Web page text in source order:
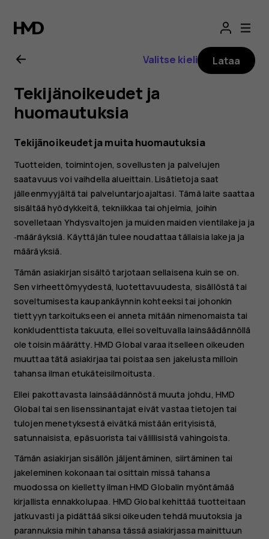
Nokia
2.1
käyttöopas
Valitse kieli Lataa
Tekijänoikeudet ja
huomautuksia
Tekijänoikeudet ja muita huomautuksia
Tuotteiden, toimintojen, sovellusten ja palvelujen
saatavuus voi vaihdella alueittain. Lisätietoja saat
jälleenmyyjältä tai palveluntarjoajaltasi. Tämä laite saattaa
sisältää hyödykkeitä, tekniikkaa tai ohjelmia, joihin
sovelletaan Yhdysvaltojen ja muiden maiden vientilakeja ja
‑määräyksiä. Käyttäjän tulee noudattaa tällaisia lakeja ja
määräyksiä.
Tämän asiakirjan sisältö tarjotaan sellaisena kuin se on.
Sen virheettömyydestä, luotettavuudesta, sisällöstä tai
soveltumisesta kaupankäynnin kohteeksi tai johonkin
tiettyyn tarkoitukseen ei anneta mitään nimenomaista tai
konkludenttista takuuta, ellei soveltuvalla lainsäädännöllä
ole toisin määrätty. HMD Global varaa itselleen oikeuden
muuttaa tätä asiakirjaa tai poistaa sen jakelusta milloin
tahansa ilman etukäteisilmoitusta.
Ellei pakottavasta lainsäädännöstä muuta johdu, HMD
Global tai sen lisenssinantajat eivät vastaa tietojen tai
tulojen menetyksestä eivätkä mistään erityisistä,
satunnaisista, epäsuorista tai välillisistä vahingoista.
Tämän asiakirjan sisällön jäljentäminen, siirtäminen tai
jakeleminen kokonaan tai osittain missä tahansa
muodossa on kielletty ilman HMD Globalin myöntämää
kirjallista ennakkolupaa. HMD Global kehittää tuotteitaan
jatkuvasti ja pidättää siksi oikeuden tehdä muutoksia ja
parannuksia mihin tahansa tässä asiakirjassa mainittuun